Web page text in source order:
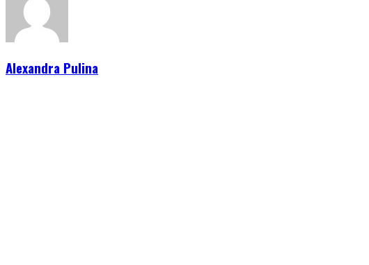
Alexandra Pulina